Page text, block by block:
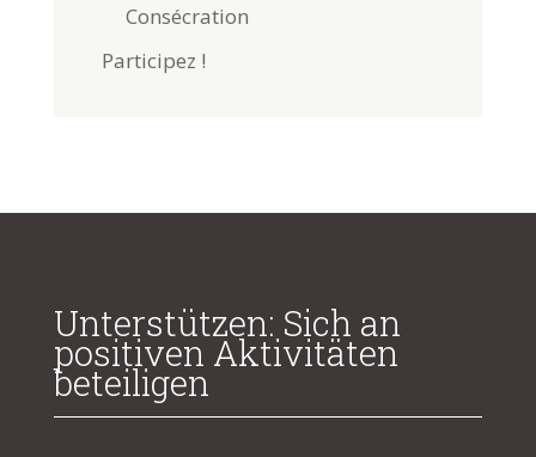
Consécration
Participez !
Unterstützen: Sich an
positiven Aktivitäten
beteiligen